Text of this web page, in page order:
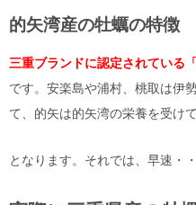
的矢湾産の牡蠣の特徴
三重ブランドに認定されている
です。安楽島や浦村、桃取は伊
て、的矢は的矢湾の栄養を受け
となります。それでは、早速・